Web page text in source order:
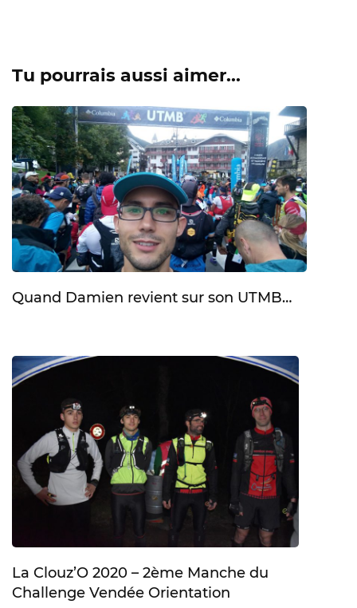
Tu pourrais aussi aimer...
Quand Damien revient sur son UTMB…
La Clouz’O 2020 – 2ème Manche du
Challenge Vendée Orientation